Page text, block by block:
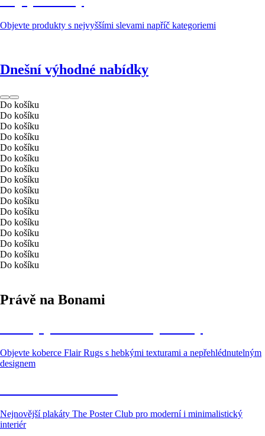
Objevte produkty s nejvyššími slevami napříč kategoriemi
Dnešní výhodné nabídky
Do košíku
Do košíku
Do košíku
Do košíku
Do košíku
Do košíku
Do košíku
Do košíku
Do košíku
Do košíku
Do košíku
Do košíku
Do košíku
Do košíku
Do košíku
Do košíku
Právě na Bonami
Objevte koberce Flair Rugs s hebkými texturami a nepřehlédnutelným
designem
Nejnovější plakáty The Poster Club pro moderní i minimalistický
interiér